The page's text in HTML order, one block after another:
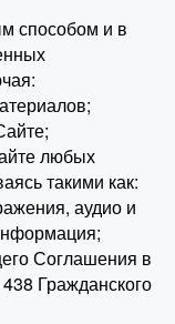
способом и в
любых
такими как:
аудио и
Соглашения в
Гражданского